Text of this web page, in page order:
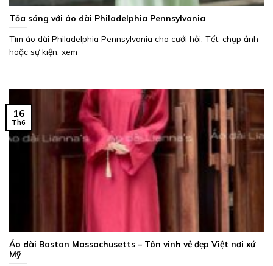
Tỏa sáng với áo dài Philadelphia Pennsylvania
Tìm áo dài Philadelphia Pennsylvania cho cưới hỏi, Tết, chụp ảnh
hoặc sự kiện; xem
Áo dài Boston Massachusetts – Tôn vinh vẻ đẹp Việt nơi xứ
Mỹ
16
Th6